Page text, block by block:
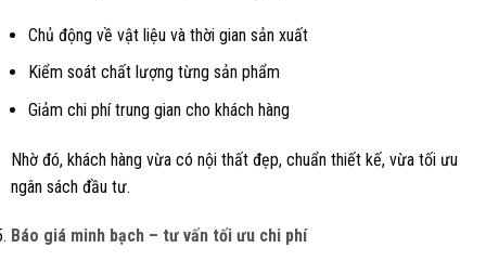
Chủ động về vật liệu và thời gian sản xuất
Kiểm soát chất lượng từng sản phẩm
Giảm chi phí trung gian cho khách hàng
Nhờ đó, khách hàng vừa có nội thất đẹp, chuẩn thiết kế, vừa tối ưu
ngân sách đầu tư.
Báo giá minh bạch – tư vấn tối ưu chi phí